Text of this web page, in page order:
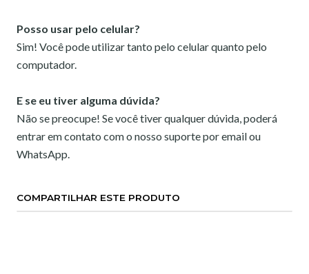
Posso usar pelo celular?
Sim! Você pode utilizar tanto pelo celular quanto pelo
computador.
E se eu tiver alguma dúvida?
Não se preocupe! Se você tiver qualquer dúvida, poderá
entrar em contato com o nosso suporte por email ou
WhatsApp.
COMPARTILHAR ESTE PRODUTO